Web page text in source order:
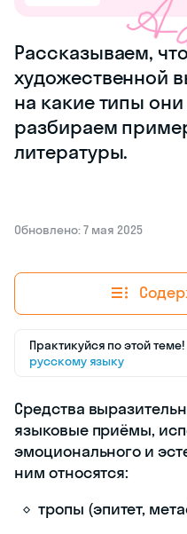
Рассказываем,
художественной
на какие типы
разбираем
литературы.
Обновлено: 7 мая 2025
Практикуйся по этой
русскому языку
Средства
языковые приёмы,
эмоционального и
ним относятся:
тропы (эпитет,